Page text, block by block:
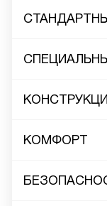
КОМФОРТ